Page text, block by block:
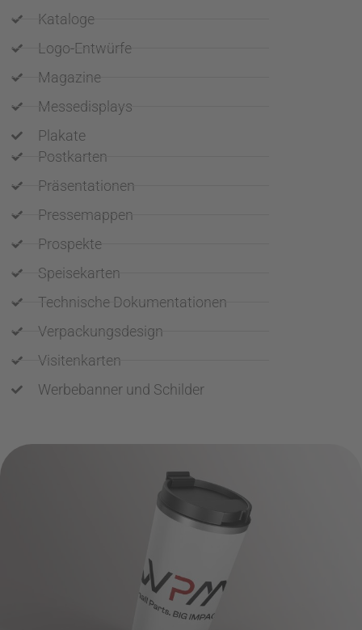
Kataloge
Logo-Entwürfe
Magazine
Messedisplays
Plakate
Postkarten
Präsentationen
Pressemappen
Prospekte
Speisekarten
Technische Dokumentationen
Verpackungsdesign
Visitenkarten
Werbebanner und Schilder